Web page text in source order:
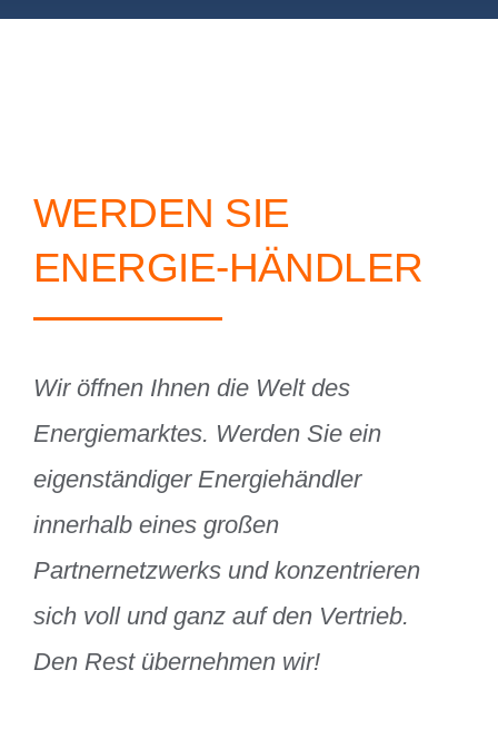
WERDEN SIE
ENERGIE-HÄNDLER
Wir öffnen Ihnen die Welt des
Energiemarktes. Werden Sie ein
eigenständiger Energiehändler
innerhalb eines großen
Partnernetzwerks und konzentrieren
sich voll und ganz auf den Vertrieb.
Den Rest übernehmen wir!